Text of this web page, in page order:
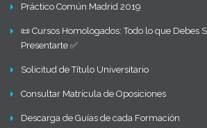
Práctico Común Madrid 2019
📜 Cursos Homologados: Todo lo que Debes
Presentarte ✅
Solicitud de Título Universitario
Consultar Matrícula de Oposiciones
Descarga de Guías de cada Formación